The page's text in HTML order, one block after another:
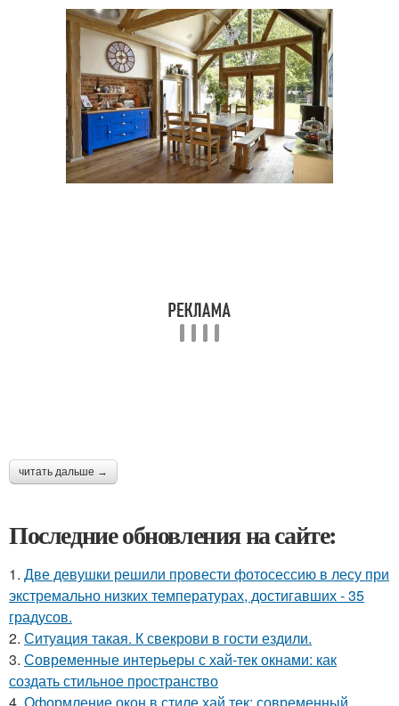
читать дальше →
Последние обновления на сайте:
1. Две девушки решили провести фотосессию в лесу при
экстремально низких температурах, достигавших - 35
градусов.
2. Ситуaция такая. К свекрови в гости ездили.
3. Современные интерьеры с хай-тек окнами: как
создать стильное пространство